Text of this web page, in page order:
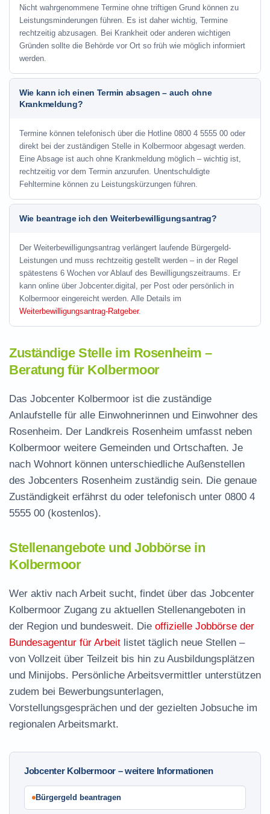
Nicht wahrgenommene Termine ohne triftigen Grund können zu
Leistungsminderungen führen. Es ist daher wichtig, Termine
rechtzeitig abzusagen. Bei Krankheit oder anderen wichtigen
Gründen sollte die Behörde vor Ort so früh wie möglich informiert
werden.
Wie kann ich einen Termin absagen – auch ohne
Krankmeldung?
Termine können telefonisch über die Hotline 0800 4 5555 00 oder
direkt bei der zuständigen Stelle in Kolbermoor abgesagt werden.
Eine Absage ist auch ohne Krankmeldung möglich – wichtig ist,
rechtzeitig vor dem Termin anzurufen. Unentschuldigte
Fehltermine können zu Leistungskürzungen führen.
Wie beantrage ich den Weiterbewilligungsantrag?
Der Weiterbewilligungsantrag verlängert laufende Bürgergeld-
Leistungen und muss rechtzeitig gestellt werden – in der Regel
spätestens 6 Wochen vor Ablauf des Bewilligungszeitraums. Er
kann online über Jobcenter.digital, per Post oder persönlich in
Kolbermoor eingereicht werden. Alle Details im
Weiterbewilligungsantrag-Ratgeber.
Zuständige Stelle im Rosenheim –
Beratung für Kolbermoor
Das Jobcenter Kolbermoor ist die zuständige
Anlaufstelle für alle Einwohnerinnen und Einwohner des
Rosenheim. Der Landkreis Rosenheim umfasst neben
Kolbermoor weitere Gemeinden und Ortschaften. Je
nach Wohnort können unterschiedliche Außenstellen
des Jobcenters Rosenheim zuständig sein. Die genaue
Zuständigkeit erfährst du oder telefonisch unter 0800 4
5555 00 (kostenlos).
Stellenangebote und Jobbörse in
Kolbermoor
Wer aktiv nach Arbeit sucht, findet über das Jobcenter
Kolbermoor Zugang zu aktuellen Stellenangeboten in
der Region und bundesweit. Die offizielle Jobbörse der
Bundesagentur für Arbeit listet täglich neue Stellen –
von Vollzeit über Teilzeit bis hin zu Ausbildungsplätzen
und Minijobs. Persönliche Arbeitsvermittler unterstützen
zudem bei Bewerbungsunterlagen,
Vorstellungsgesprächen und der gezielten Jobsuche im
regionalen Arbeitsmarkt.
Jobcenter Kolbermoor – weitere Informationen
Bürgergeld beantragen